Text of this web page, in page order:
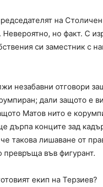
на
но факт. С
си заместник с
незабавни отговори
дали защото е
Матов нито е
дърпа конците зад
такова лишаване от
превръща във фигурант.
екип на Терзиев?